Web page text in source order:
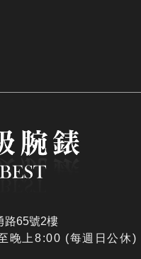
路65號2樓
晚上8:00 (每週日公休)